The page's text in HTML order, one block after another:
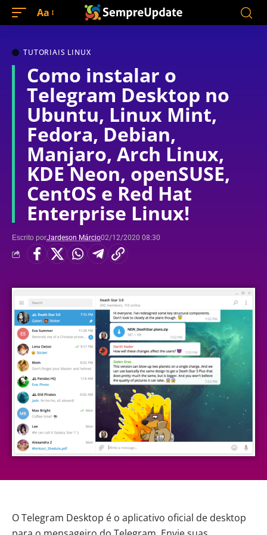
Aa
TUTORIAIS LINUX
Como instalar o
Telegram Desktop no
Ubuntu, Linux Mint,
Fedora, Debian,
Manjaro, Arch Linux,
KDE Neon, openSUSE,
CentOS e Red Hat
Enterprise Linux!
Escrito porJardeson Márcio02/12/2020 08:30
O Telegram Desktop é o aplicativo oficial de desktop